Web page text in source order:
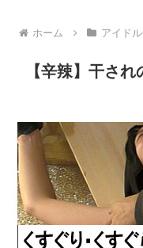
ホーム アイド
【辛辣】干さ